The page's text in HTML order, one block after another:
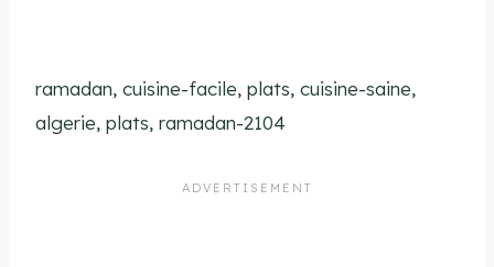
ramadan, cuisine-facile, plats, cuisine-saine,
algerie, plats, ramadan-2104